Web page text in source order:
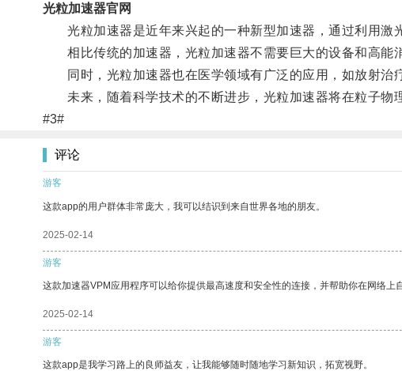
光粒加速器官网
光粒加速器是近年来兴起的一种新型加速器，通过利用激
相比传统的加速器，光粒加速器不需要巨大的设备和高能
同时，光粒加速器也在医学领域有广泛的应用，如放射治
未来，随着科学技术的不断进步，光粒加速器将在粒子物
#3#
评论
游客
这款app的用户群体非常庞大，我可以结识到来自世界各地的朋友。
2025-02-14
游客
这款加速器VPM应用程序可以给你提供最高速度和安全性的连接，并帮助你在网络上
2025-02-14
游客
这款app是我学习路上的良师益友，让我能够随时随地学习新知识，拓宽视野。